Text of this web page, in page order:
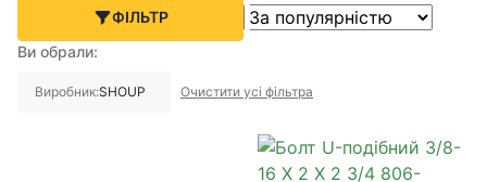
ФІЛЬТР
Ви обрали:
Виробник:SHOUP Очистити усі фільтра